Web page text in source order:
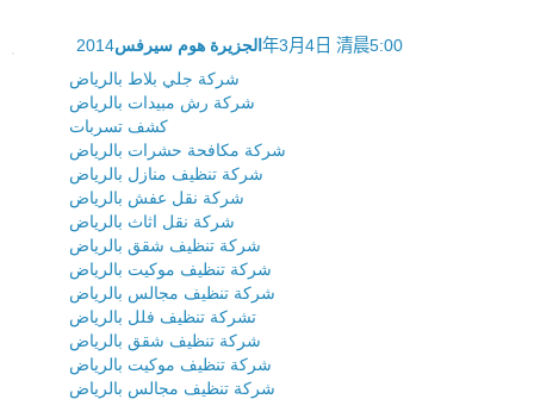
الجزيرة هوم سيرفس 2014年3月4日 清晨5:00
شركة جلي بلاط بالرياض
شركة رش مبيدات بالرياض
كشف تسربات
شركة مكافحة حشرات بالرياض
شركة تنظيف منازل بالرياض
شركة نقل عفش بالرياض
شركة نقل اثاث بالرياض
شركة تنظيف شقق بالرياض
شركة تنظيف موكيت بالرياض
شركة تنظيف مجالس بالرياض
تشركة تنظيف فلل بالرياض
شركة تنظيف شقق بالرياض
شركة تنظيف موكيت بالرياض
شركة تنظيف مجالس بالرياض